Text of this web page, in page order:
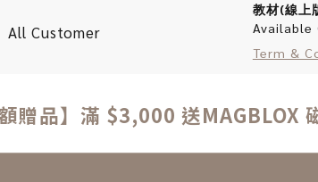
All Customer
教材(線
Available
Term &
額贈品】滿 $3,000 送MAGBLOX